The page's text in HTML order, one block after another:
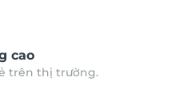
cao
trên thị trường.